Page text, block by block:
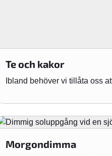
Te och kakor
Ibland behöver vi tillåta oss
Morgondimma